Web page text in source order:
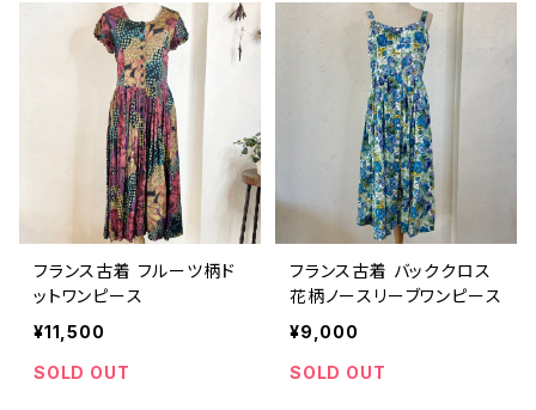
フランス古着 フルーツ柄ド
ットワンピース
¥11,500
SOLD OUT
フランス古着 バッククロス
花柄ノースリーブワンピース
¥9,000
SOLD OUT